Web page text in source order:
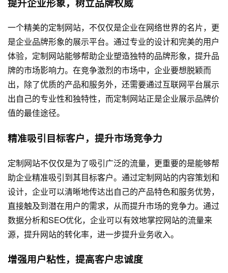
一个精美的定制网站，不仅仅是企业在网络世界的名片，更
是企业品牌形象的展示平台。通过专业的设计和完美的用户
体验，定制网站能够帮助企业塑造独特的品牌形象，提升品
牌的市场影响力。在竞争激烈的市场中，企业要想脱颖而
出，除了优质的产品和服务外，还需要通过互联网平台展示
出自己的专业性和独特性，而定制网站正是企业展示品牌价
值的最佳途径。
精准吸引目标客户，提升市场竞争力
定制网站不仅仅是为了吸引广泛的流量，更重要的是能够帮
助企业精准吸引到其目标客户。通过定制网站的内容策划和
设计，企业可以清晰地传达出自己的产品特色和服务优势，
直接触及到潜在用户的需求，从而提升市场的竞争力。通过
数据分析和SEO优化，企业可以有效地掌控网站的流量来
源，提升网站的转化率，进一步提升业务收入。
增强用户粘性，提高客户忠诚度